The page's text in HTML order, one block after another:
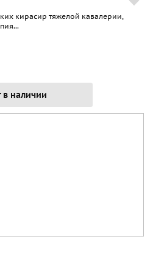
кирасир тяжелой кавалерии,
в наличии